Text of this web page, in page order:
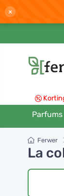
×
Parfums
Ferwer
La